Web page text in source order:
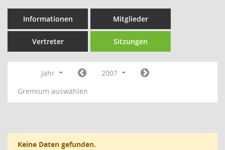
Informationen Mitglieder
Vertreter Sitzungen
Jahr
2007
Gremium auswählen
Keine Daten gefunden.